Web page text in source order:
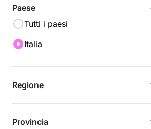
Paese
Tutti i paesi
Italia
Regione
Provincia